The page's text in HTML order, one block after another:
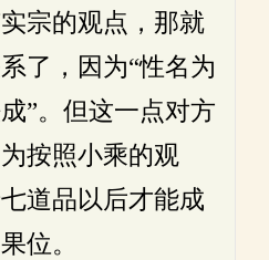
宗的观点，那就
了，因为“性名为
”。但这一点对方
按照小乘的观
道品以后才能成
位。